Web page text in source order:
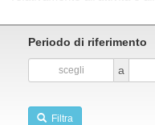
Periodo di riferimento
a
Filtra